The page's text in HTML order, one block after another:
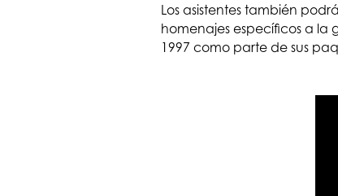
Los asistentes también
homenajes específicos a la
1997 como parte de sus